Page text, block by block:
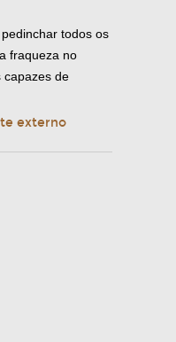
todos os
fraqueza no
capazes de
externo